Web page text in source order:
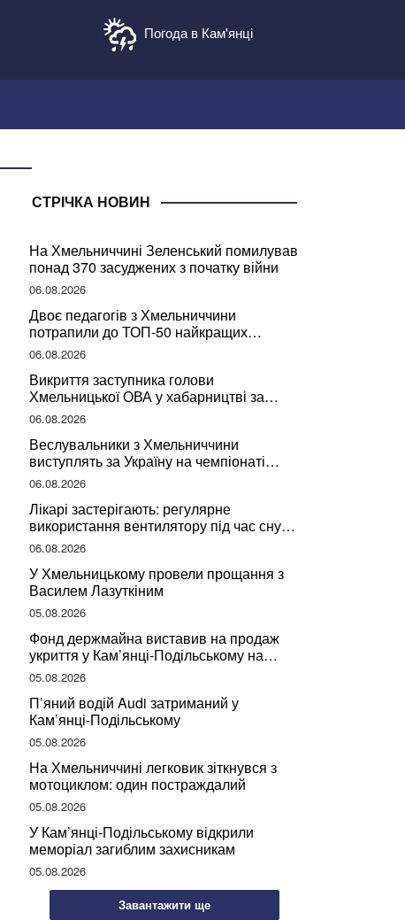
Погода в Кам'янці
СТРІЧКА НОВИН
На Хмельниччині Зеленський помилував
понад 370 засуджених з початку війни
06.08.2026
Двоє педагогів з Хмельниччини
потрапили до ТОП-50 найкращих
учителів України
06.08.2026
Викриття заступника голови
Хмельницької ОВА у хабарництві за
підписання контрактів на ремонт доріг
06.08.2026
Веслувальники з Хмельниччини
виступлять за Україну на чемпіонаті
світу
06.08.2026
Лікарі застерігають: регулярне
використання вентилятору під час сну
може негативно вплинути на ваше
здоров’я
06.08.2026
У Хмельницькому провели прощання з
Василем Лазуткіним
05.08.2026
Фонд держмайна виставив на продаж
укриття у Кам’янці-Подільському на
Хмельниччині
05.08.2026
П’яний водій Audi затриманий у
Кам’янці-Подільському
05.08.2026
На Хмельниччині легковик зіткнувся з
мотоциклом: один постраждалий
05.08.2026
У Кам’янці-Подільському відкрили
меморіал загиблим захисникам
05.08.2026
Завантажити ще